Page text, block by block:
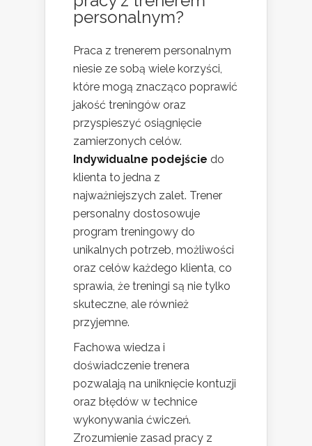
personalnym?
Praca z trenerem personalnym
niesie ze sobą wiele korzyści,
które mogą znacząco poprawić
jakość treningów oraz
przyspieszyć osiągnięcie
zamierzonych celów.
Indywidualne podejście do
klienta to jedna z
najważniejszych zalet. Trener
personalny dostosowuje
program treningowy do
unikalnych potrzeb, możliwości
oraz celów każdego klienta, co
sprawia, że treningi są nie tylko
skuteczne, ale również
przyjemne.
Fachowa wiedza i
doświadczenie trenera
pozwalają na uniknięcie kontuzji
oraz błędów w technice
wykonywania ćwiczeń.
Zrozumienie zasad pracy z